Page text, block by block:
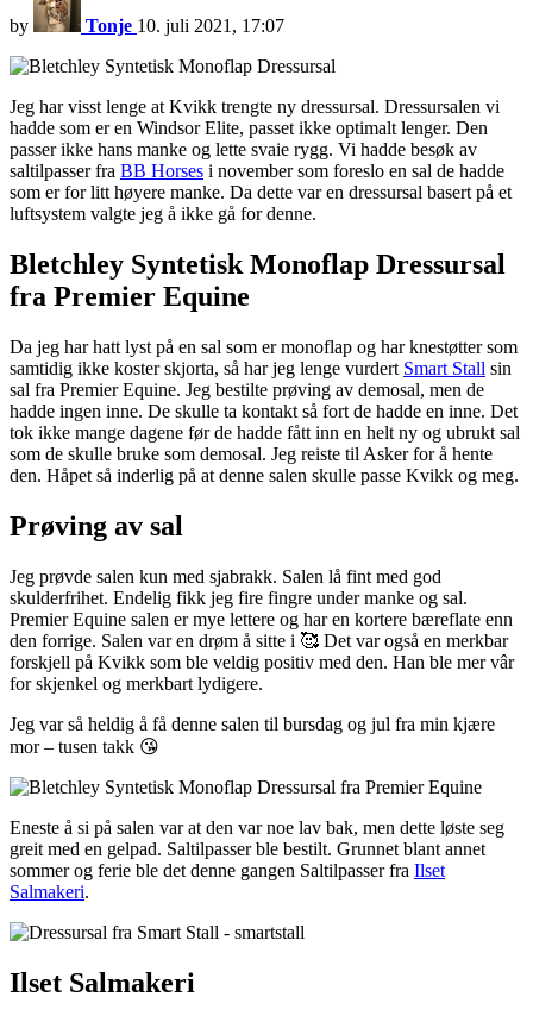
by Tonje 10. juli 2021, 17:07
Jeg har visst lenge at Kvikk trengte ny dressursal. Dressursalen vi
hadde som er en Windsor Elite, passet ikke optimalt lenger. Den
passer ikke hans manke og lette svaie rygg. Vi hadde besøk av
saltilpasser fra BB Horses i november som foreslo en sal de hadde
som er for litt høyere manke. Da dette var en dressursal basert på et
luftsystem valgte jeg å ikke gå for denne.
Bletchley Syntetisk Monoflap Dressursal
fra Premier Equine
Da jeg har hatt lyst på en sal som er monoflap og har knestøtter som
samtidig ikke koster skjorta, så har jeg lenge vurdert Smart Stall sin
sal fra Premier Equine. Jeg bestilte prøving av demosal, men de
hadde ingen inne. De skulle ta kontakt så fort de hadde en inne. Det
tok ikke mange dagene før de hadde fått inn en helt ny og ubrukt sal
som de skulle bruke som demosal. Jeg reiste til Asker for å hente
den. Håpet så inderlig på at denne salen skulle passe Kvikk og meg.
Prøving av sal
Jeg prøvde salen kun med sjabrakk. Salen lå fint med god
skulderfrihet. Endelig fikk jeg fire fingre under manke og sal.
Premier Equine salen er mye lettere og har en kortere bæreflate enn
den forrige. Salen var en drøm å sitte i 🥰 Det var også en merkbar
forskjell på Kvikk som ble veldig positiv med den. Han ble mer vâr
for skjenkel og merkbart lydigere.
Jeg var så heldig å få denne salen til bursdag og jul fra min kjære
mor – tusen takk 😘
Eneste å si på salen var at den var noe lav bak, men dette løste seg
greit med en gelpad. Saltilpasser ble bestilt. Grunnet blant annet
sommer og ferie ble det denne gangen Saltilpasser fra Ilset
Salmakeri.
Ilset Salmakeri